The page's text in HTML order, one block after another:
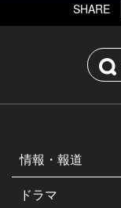
SHARE
情報・報道
ドラマ